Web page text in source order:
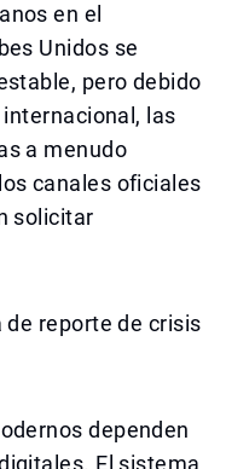
en el
Unidos se
pero debido
las
a menudo
canales oficiales
solicitar
de reporte de crisis
dependen
El sistema